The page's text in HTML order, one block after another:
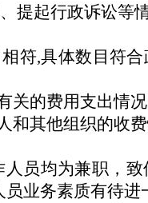
提起行政诉讼等情
符,具体数目符
的费用支出情况
其他组织的收费
员均为兼职，
业务素质有待进